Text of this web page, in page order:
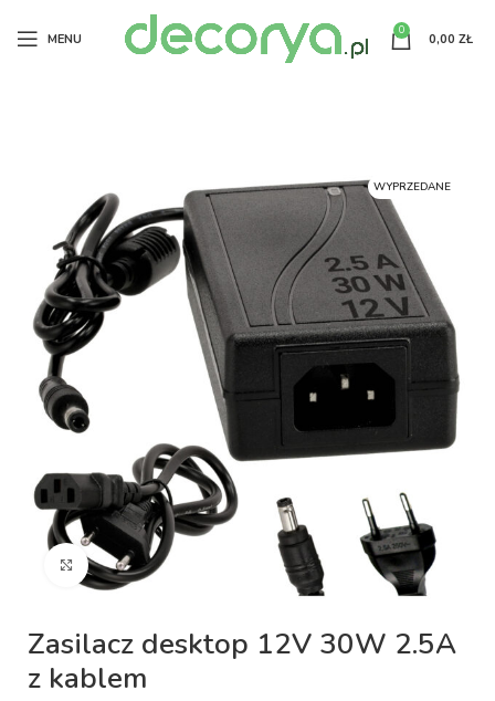
MENU
0
0,00 ZŁ
WYPRZEDANE
Kliknij aby powiększyć
Zasilacz desktop 12V 30W 2.5A
z kablem